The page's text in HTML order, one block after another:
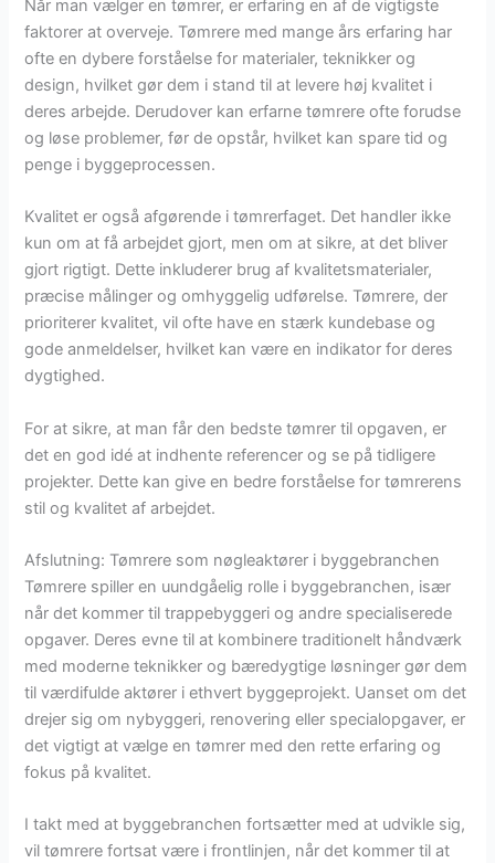
Når man vælger en tømrer, er erfaring en af de vigtigste
faktorer at overveje. Tømrere med mange års erfaring har
ofte en dybere forståelse for materialer, teknikker og
design, hvilket gør dem i stand til at levere høj kvalitet i
deres arbejde. Derudover kan erfarne tømrere ofte forudse
og løse problemer, før de opstår, hvilket kan spare tid og
penge i byggeprocessen.
Kvalitet er også afgørende i tømrerfaget. Det handler ikke
kun om at få arbejdet gjort, men om at sikre, at det bliver
gjort rigtigt. Dette inkluderer brug af kvalitetsmaterialer,
præcise målinger og omhyggelig udførelse. Tømrere, der
prioriterer kvalitet, vil ofte have en stærk kundebase og
gode anmeldelser, hvilket kan være en indikator for deres
dygtighed.
For at sikre, at man får den bedste tømrer til opgaven, er
det en god idé at indhente referencer og se på tidligere
projekter. Dette kan give en bedre forståelse for tømrerens
stil og kvalitet af arbejdet.
Afslutning: Tømrere som nøgleaktører i byggebranchen
Tømrere spiller en uundgåelig rolle i byggebranchen, især
når det kommer til trappebyggeri og andre specialiserede
opgaver. Deres evne til at kombinere traditionelt håndværk
med moderne teknikker og bæredygtige løsninger gør dem
til værdifulde aktører i ethvert byggeprojekt. Uanset om det
drejer sig om nybyggeri, renovering eller specialopgaver, er
det vigtigt at vælge en tømrer med den rette erfaring og
fokus på kvalitet.
I takt med at byggebranchen fortsætter med at udvikle sig,
vil tømrere fortsat være i frontlinjen, når det kommer til at